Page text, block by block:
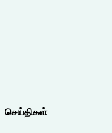
செய்திகள்